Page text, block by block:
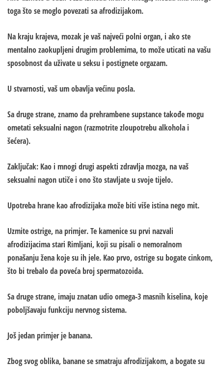
toga što se moglo povezati sa afrodizijakom.
Na kraju krajeva, mozak je vaš najveći polni organ, i ako ste
mentalno zaokupljeni drugim problemima, to može uticati na vašu
sposobnost da uživate u seksu i postignete orgazam.
U stvarnosti, vaš um obavlja većinu posla.
Sa druge strane, znamo da prehrambene supstance takođe mogu
ometati seksualni nagon (razmotrite zloupotrebu alkohola i
šećera).
Zaključak: Kao i mnogi drugi aspekti zdravlja mozga, na vaš
seksualni nagon utiče i ono što stavljate u svoje tijelo.
Upotreba hrane kao afrodizijaka može biti više istina nego mit.
Uzmite ostrige, na primjer. Te kamenice su prvi nazvali
afrodizijacima stari Rimljani, koji su pisali o nemoralnom
ponašanju žena koje su ih jele. Kao prvo, ostrige su bogate cinkom,
što bi trebalo da poveća broj spermatozoida.
Sa druge strane, imaju znatan udio omega-3 masnih kiselina, koje
poboljšavaju funkciju nervnog sistema.
Još jedan primjer je banana.
Zbog svog oblika, banane se smatraju afrodizijakom, a bogate su